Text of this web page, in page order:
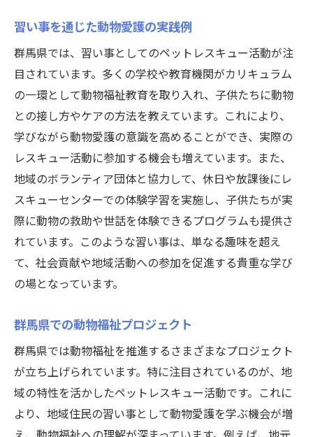
習い事を通じた動物愛護の実践例
群馬県では、習い事としてのペットレスキュー活動が注
目されています。多くの学校や教育機関がカリキュラム
の一環として動物福祉教育を取り入れ、子供たちに動物
との接し方やケアの方法を教えています。これにより、
学びながら動物愛護の意識を高めることができ、実際の
レスキュー活動に参加する機会も増えています。また、
地域のボランティア団体と協力して、休日や放課後にレ
スキューセンターでの体験学習を実施し、子供たちが実
際に動物の救助や世話を体験できるプログラムも提供さ
れています。このような習い事は、単なる趣味を超え
て、社会貢献や地域活動への参加を促進する貴重な学び
の場となっています。
群馬県での動物福祉プロジェクト
群馬県では動物福祉を推進するさまざまなプロジェクト
が立ち上げられています。特に注目されているのが、地
域の特性を活かしたペットレスキュー活動です。これに
より、地域住民の習い事として動物愛護を学ぶ機会が増